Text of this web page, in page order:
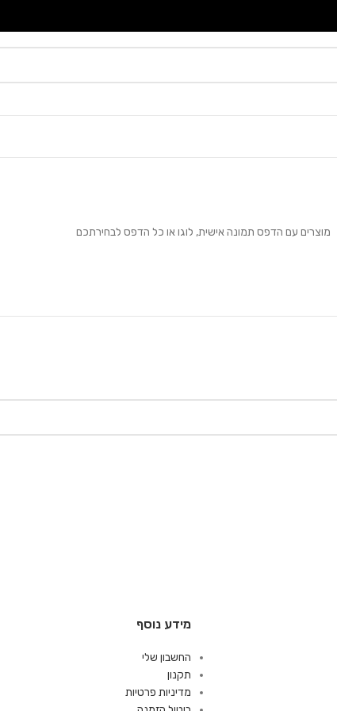
מוצרים עם הדפס תמונה אישית, לוגו או כל הדפס לבחירתכם
מידע נוסף
החשבון שלי
תקנון
מדיניות פרטיות